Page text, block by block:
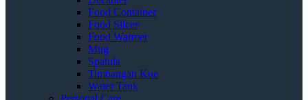
Food Container
Food Slicer
Food Warmer
Mug
Spatula
Timbangan Kue
Water Tank